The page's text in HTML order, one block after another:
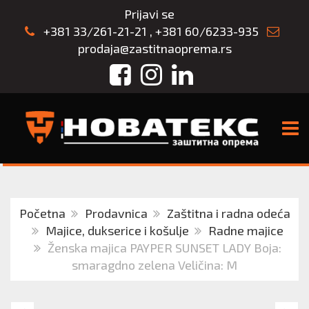
Prijavi se
+381 33/261-21-21 , +381 60/6233-935
prodaja@zastitnaoprema.rs
FacebookInstagram
LinkedIn
Početna Prodavnica
Zaštitna i radna odeća
Majice, dukserice i košulje
Radne majice
Ženska majica PAYPER SUNSET LADY Boja:
smaragdno zelena Veličina: M